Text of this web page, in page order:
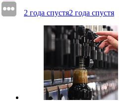
2 года спустя2 года спустя